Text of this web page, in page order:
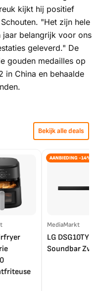
kijkt hij positief
"Het zijn hele
jaar belangrijk voor ons
geleverd." De
gouden medailles op
in China en behaalde
Bekijk alle deals
AANBIEDING -14%
MediaMarkt
LG DSG10TY
Soundbar